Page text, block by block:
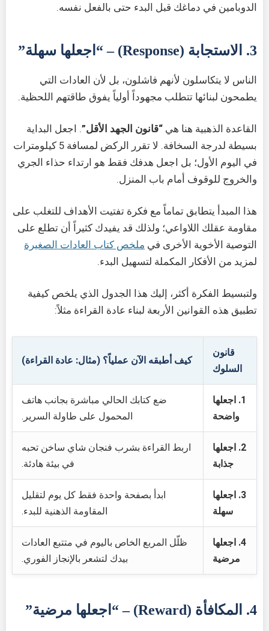
الدوبامين في دماغك قبل البدء حتى بالفعل نفسه.
3. الاستجابة (Response) – “اجعلها سهلة”
الناس لا يتكاسلون لأنهم فاشلون، بل لأن العادات التي
يطمحون لبنائها تتطلب مجهوداً أولياً يفوق طاقتهم اللحظية.
القاعدة الذهبية هنا هي “قانون الجهد الأقل”. اجعل البداية
بسيطة لدرجة السخافة. لا تقرر الركض لمسافة 5 كيلومترات
في اليوم الأول؛ بل اجعل هدفك فقط هو ارتداء حذاء الجري
والخروج للوقوف أمام باب المنزل.
هذا المبدأ يتطابق تماماً مع فكرة تفتيت الأهداف للتغلب على
مقاومة عقلك اللاواعي؛ ولذلك قد يفيدك كثيراً أن تطلع على
التوصية الأخوية الأخرى في ملخص كتاب العادات الصغيرة
لمزيد من الأفكار المكملة لتسهيل البدء.
ولتبسيط الفكرة أكثر، إليك هذا الجدول الذي يلخص كيفية
تطبيق هذه القوانين الأربعة لبناء عادة القراءة مثلاً:
قانون
السلوك
كيف أطبقه الآن عملياً؟ (مثال: عادة القراءة)
1. اجعلها
واضحة
ضع كتابك الحالي مباشرة بجانب هاتف
المحمول على طاولة السرير.
2. اجعلها
جذابة
اربط القراءة بشرب فنجان شاي ساخن تحبه
في بيئة هادئة.
3. اجعلها
سهلة
ابدأ بصفحة واحدة فقط كل يوم لتقليل
المقاومة الذهنية للبدء.
4. اجعلها
مرضية
ظلّل المربع الخاص باليوم في متتبع العادات
بيدك لتشعر بالإنجاز الفوري.
4. المكافأة (Reward) – “اجعلها مرضية”